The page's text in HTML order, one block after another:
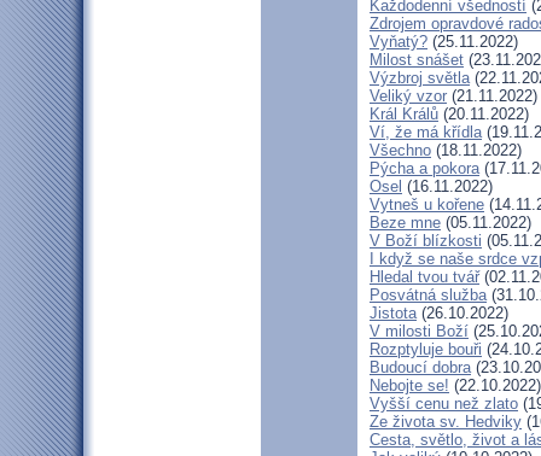
Každodenní všedností
Zdrojem opravdové
Vyňatý? (25.11.2022)
Milost snášet
Výzbroj světla
Veliký vzor (21.11.2022)
Král Králů (20.11.2022)
Ví, že má křídla
Všechno (18.11.2022)
Pýcha a pokora
Osel (16.11.2022)
Vytneš u kořene
Beze mne (05.11.2022)
V Boží blízkosti
I když se naše srdce
Hledal tvou tvář
Posvátná služba
Jistota(26.10.2022)
V milosti Boží
Rozptyluje bouři
Budoucí dobra
Nebojte se! (22.10.2022)
Vyšší cenu než zlato
Ze života sv. Hedviky
Cesta, světlo, život a